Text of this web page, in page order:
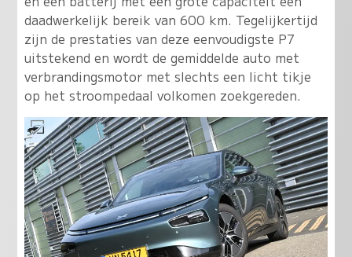
daadwerkelijk bereik van 600 km. Tegelijkertijd
zijn de prestaties van deze eenvoudigste P7
uitstekend en wordt de gemiddelde auto met
verbrandingsmotor met slechts een licht tikje
op het stroompedaal volkomen zoekgereden.